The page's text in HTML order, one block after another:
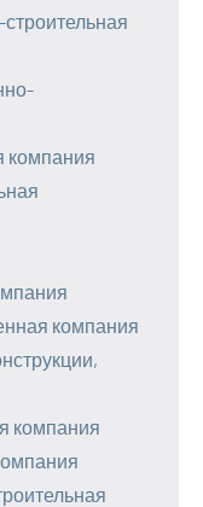
компания
компания
компания